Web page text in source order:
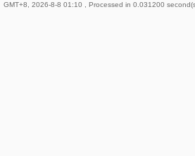
GMT+8, 2026-8-8 01:10 , Processed in 0.031200